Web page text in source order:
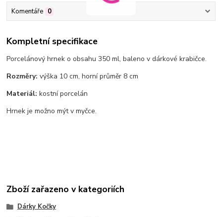
Komentáře 0
Kompletní specifikace
Porcelánový hrnek o obsahu 350 ml, baleno v dárkové krabičce.
Rozměry: výška 10 cm, horní průměr 8 cm
Materiál:kostní porcelán
Hrnek je možno mýt v myčce.
Zboží zařazeno v kategoriích
Dárky Kočky